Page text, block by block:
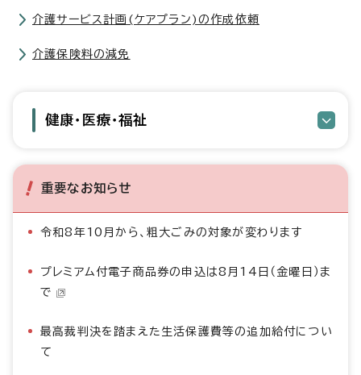
介護サービス計画(ケアプラン)の作成依頼
介護保険料の減免
健康・医療・福祉
重要なお知らせ
令和8年10月から、粗大ごみの対象が変わります
プレミアム付電子商品券の申込は8月14日（金曜日）ま
で
最高裁判決を踏まえた生活保護費等の追加給付につい
て